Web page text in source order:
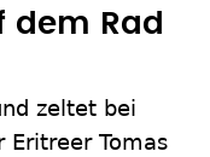
dem Rad
zeltet bei
Eritreer Tomas